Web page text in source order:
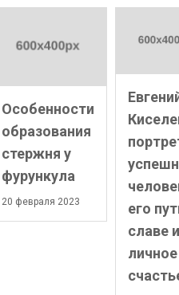
Особенности
образования
стержня у
фурункула
20 февраля 2023
его
славе и
личное